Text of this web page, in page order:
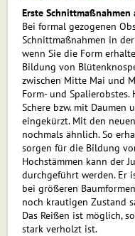
Erste Schnittmaßnahmen
Bei formal gezogenen
Schnittmaßnahmen in
wenn Sie die Form
Bildung von
zwischen Mitte Mai und
Form- und
Schere bzw. mit Daumen
eingekürzt. Mit den
nochmals ähnlich. So
sorgen für die Bildung
Hochstämmen kann der
durchgeführt werden. Er
bei größeren
noch krautigen Zustand
Das Reißen ist möglich,
stark verholzt ist.